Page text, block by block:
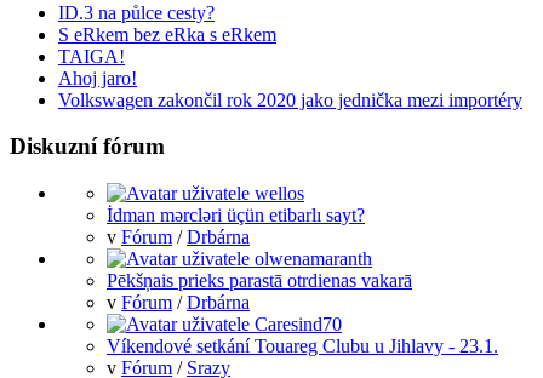
ID.3 na půlce cesty?
S eRkem bez eRka s eRkem
TAIGA!
Ahoj jaro!
Volkswagen zakončil rok 2020 jako jednička mezi importéry
Diskuzní fórum
İdman mərcləri üçün etibarlı sayt?
v Fórum /Drbárna
Pēkšņais prieks parastā otrdienas vakarā
v Fórum /Drbárna
Víkendové setkání Touareg Clubu u Jihlavy - 23.1.
v Fórum / Srazy